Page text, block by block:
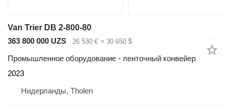
Van Trier DB 2-800-80
363 800 000 UZS
26 530 € ≈ 30 650 $
Промышленное оборудование - ленточный конвейер
2023
Нидерланды, Tholen